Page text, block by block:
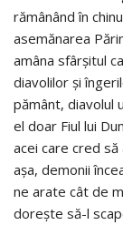
rămânând în
asemănarea
amâna sfârşitul
diavolilor şi
pământ, diavolul
el doar Fiul lui
acei care cred să
aşa, demonii
ne arate cât de
doreşte să-l